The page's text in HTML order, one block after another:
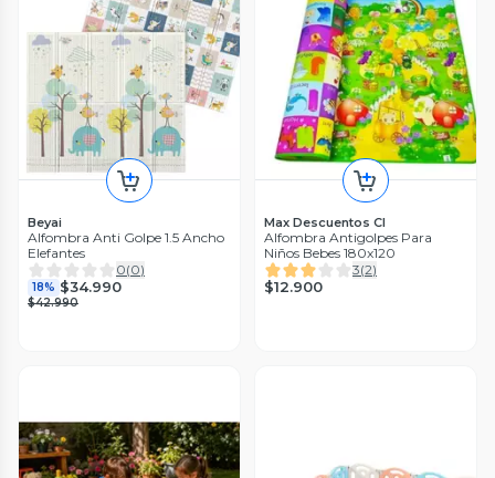
Beyai
Alfombra Anti Golpe 1.5 Ancho
Elefantes
0(0)
18% $34.990
$42.990
Max Descuentos Cl
Alfombra Antigolpes Para
Niños Bebes 180x120
3(2)
$12.900